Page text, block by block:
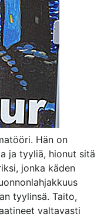
Hän on
ja tyyliä, hionut sitä
jonka käden
tyylinsä. Taito,
valtavasti